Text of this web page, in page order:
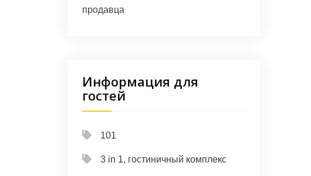
продавца
Информация для
гостей
101
3 in 1, гостиничный комплекс